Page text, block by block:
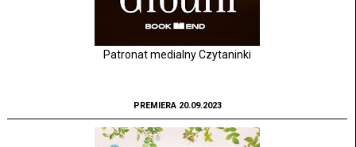
Patronat medialny Czytaninki
PREMIERA 20.09.2023